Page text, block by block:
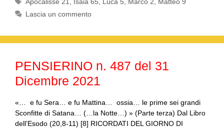
e
o
o
k
er
s
p
p
gr
m di
Lascia un commento
PENSIERINO n. 487 del 31
Dicembre 2021
«… e fu Sera… e fu Mattina… ossia… le prime sei grandi
Sconfitte di Satana… (…la Notte…) » (Parte terza) Dal Libro
dell’Esodo (20,8-11) [8] RICORDATI DEL GIORNO DI